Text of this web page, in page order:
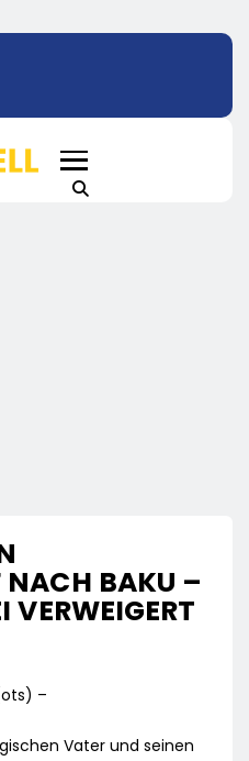
NACH BAKU –
VERWEIGERT
–
Vater und seinen